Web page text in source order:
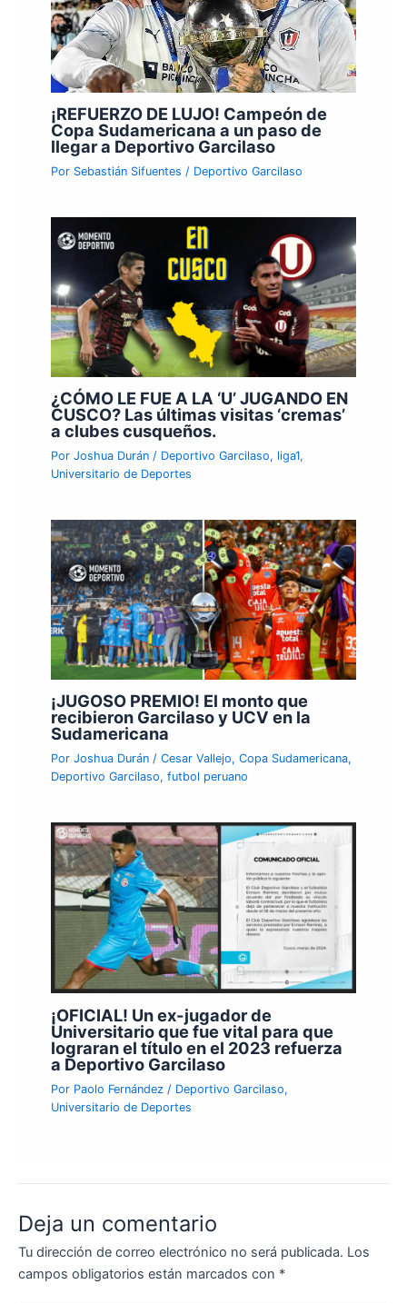
¡REFUERZO DE LUJO! Campeón de
Copa Sudamericana a un paso de
llegar a Deportivo Garcilaso
Por Sebastián Sifuentes/ Deportivo Garcilaso
¿CÓMO LE FUE A LA ‘U’ JUGANDO EN
CUSCO? Las últimas visitas ‘cremas’
a clubes cusqueños.
PorJoshua Durán/ Deportivo Garcilaso, liga1,
Universitario de Deportes
¡JUGOSO PREMIO! El monto que
recibieron Garcilaso y UCV en la
Sudamericana
PorJoshua Durán/Cesar Vallejo,Copa Sudamericana,
Deportivo Garcilaso,futbol peruano
¡OFICIAL! Un ex-jugador de
Universitario que fue vital para que
lograran el título en el 2023 refuerza
a Deportivo Garcilaso
Por Paolo Fernández/ Deportivo Garcilaso,
Universitario de Deportes
Deja un comentario
Tu dirección de correo electrónico no será publicada. Los
campos obligatorios están marcados con *